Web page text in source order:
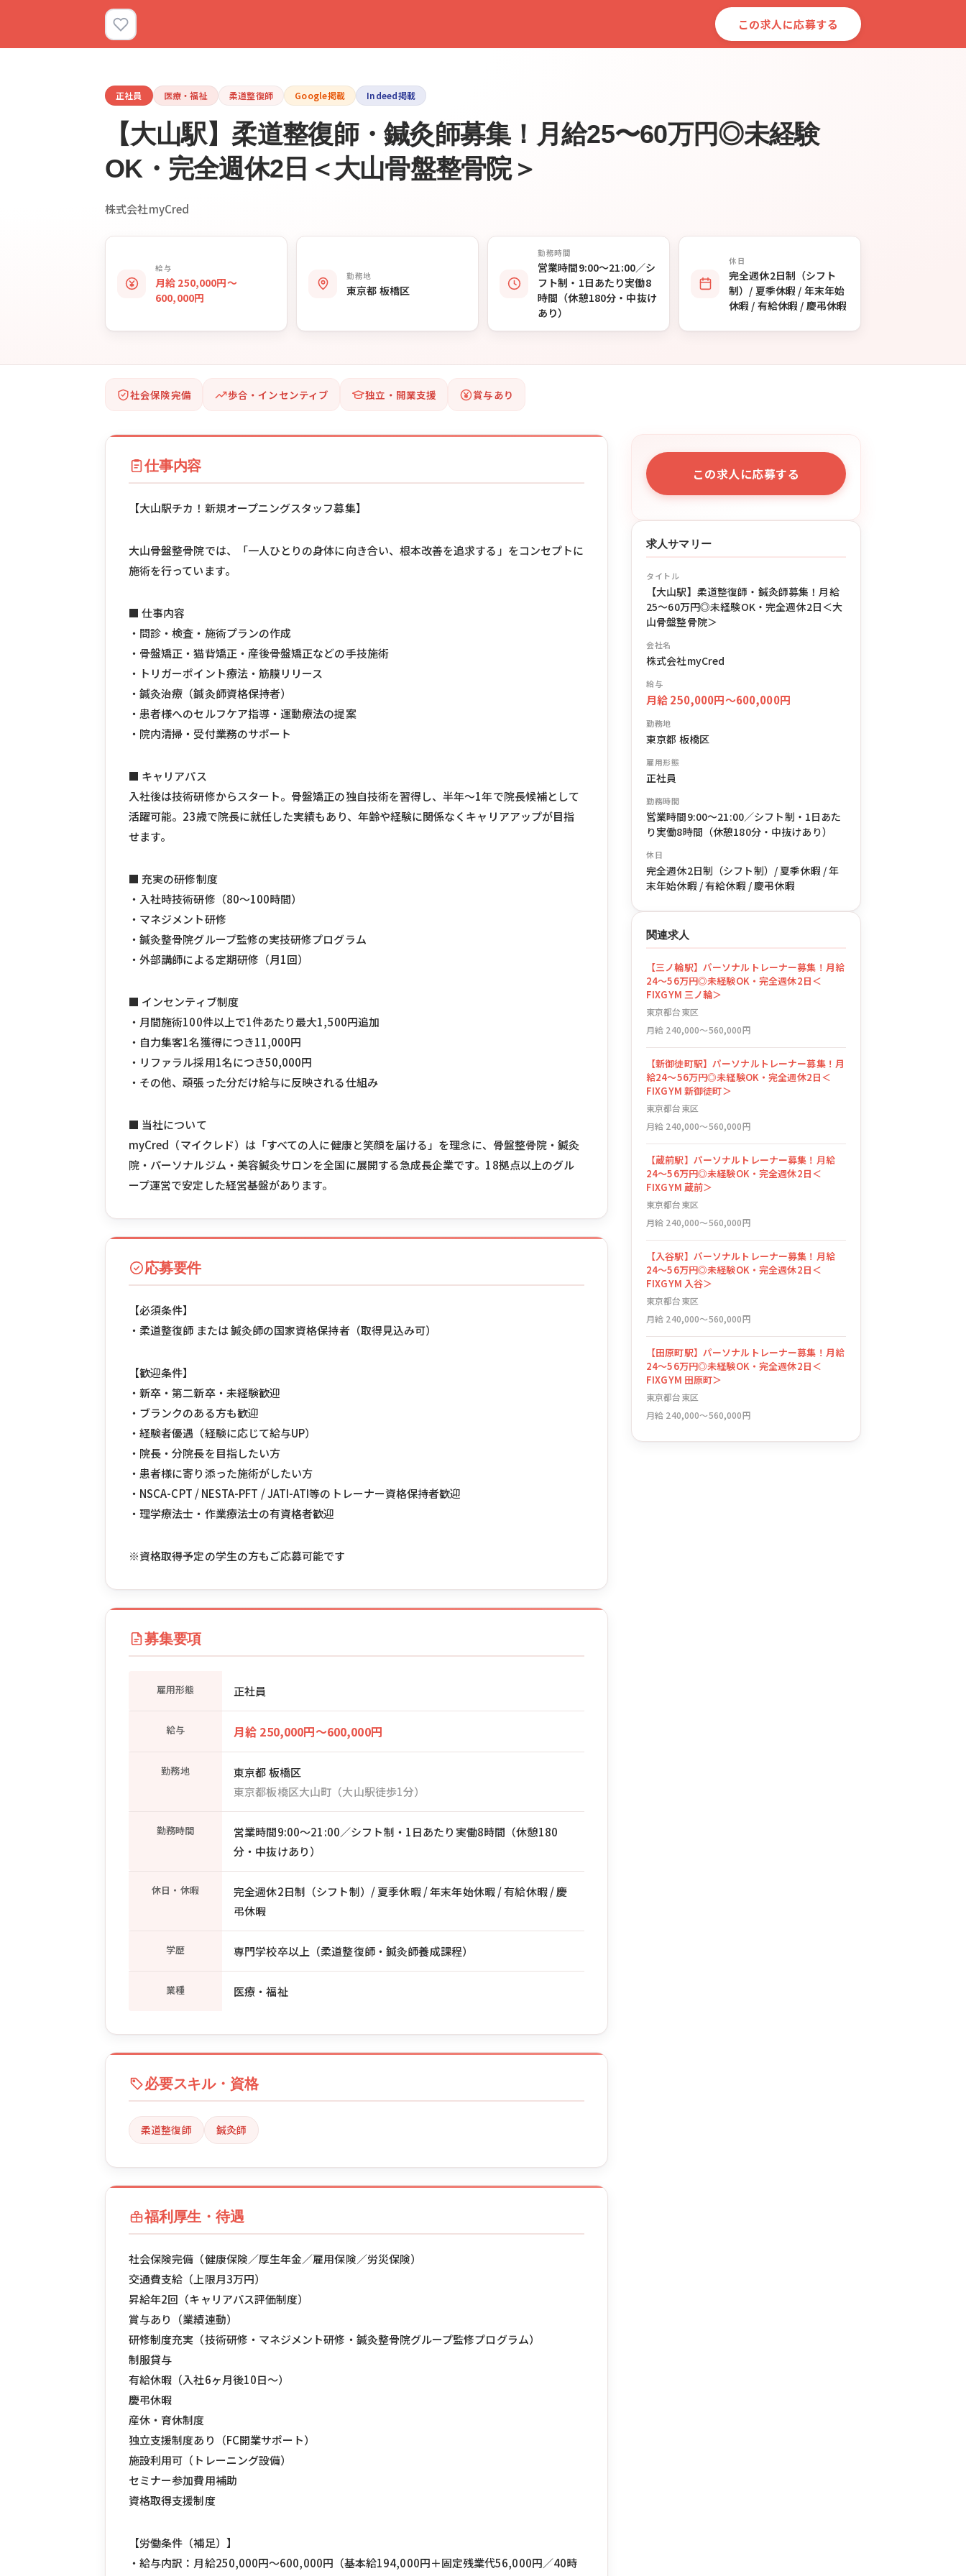
この求人に応募する
正社員 医療・福祉 柔道整復師 Google掲載 Indeed掲載
【大山駅】柔道整復師・鍼灸師募集！月給25〜60万円◎未経験
OK・完全週休2日＜大山骨盤整骨院＞
株式会社myCred
給与
月給 250,000円〜
600,000円
勤務地
東京都 板橋区
勤務時間
営業時間9:00〜21:00／シ
フト制・1日あたり実働8
時間（休憩180分・中抜け
あり）
休日
完全週休2日制（シフト
制）/ 夏季休暇 / 年末年始
休暇 / 有給休暇 / 慶弔休暇
社会保険完備 歩合・インセンティブ 独立・開業支援 賞与あり
仕事内容
【大山駅チカ！新規オープニングスタッフ募集】
大山骨盤整骨院では、「一人ひとりの身体に向き合い、根本改善を追求する」をコンセプトに
施術を行っています。
■ 仕事内容
・問診・検査・施術プランの作成
・骨盤矯正・猫背矯正・産後骨盤矯正などの手技施術
・トリガーポイント療法・筋膜リリース
・鍼灸治療（鍼灸師資格保持者）
・患者様へのセルフケア指導・運動療法の提案
・院内清掃・受付業務のサポート
■ キャリアパス
入社後は技術研修からスタート。骨盤矯正の独自技術を習得し、半年〜1年で院長候補として
活躍可能。23歳で院長に就任した実績もあり、年齢や経験に関係なくキャリアアップが目指
せます。
■ 充実の研修制度
・入社時技術研修（80〜100時間）
・マネジメント研修
・鍼灸整骨院グループ監修の実技研修プログラム
・外部講師による定期研修（月1回）
■ インセンティブ制度
・月間施術100件以上で1件あたり最大1,500円追加
・自力集客1名獲得につき11,000円
・リファラル採用1名につき50,000円
・その他、頑張った分だけ給与に反映される仕組み
■ 当社について
myCred（マイクレド）は「すべての人に健康と笑顔を届ける」を理念に、骨盤整骨院・鍼灸
院・パーソナルジム・美容鍼灸サロンを全国に展開する急成長企業です。18拠点以上のグル
ープ運営で安定した経営基盤があります。
応募要件
【必須条件】
・柔道整復師 または 鍼灸師の国家資格保持者（取得見込み可）
【歓迎条件】
・新卒・第二新卒・未経験歓迎
・ブランクのある方も歓迎
・経験者優遇（経験に応じて給与UP）
・院長・分院長を目指したい方
・患者様に寄り添った施術がしたい方
・NSCA-CPT / NESTA-PFT / JATI-ATI等のトレーナー資格保持者歓迎
・理学療法士・作業療法士の有資格者歓迎
※資格取得予定の学生の方もご応募可能です
募集要項
雇用形態 正社員
給与 月給 250,000円〜600,000円
勤務地
東京都 板橋区
東京都板橋区大山町（大山駅徒歩1分）
勤務時間
営業時間9:00〜21:00／シフト制・1日あたり実働8時間（休憩180
分・中抜けあり）
休日・休暇
完全週休2日制（シフト制）/ 夏季休暇 / 年末年始休暇 / 有給休暇 / 慶
弔休暇
学歴 専門学校卒以上（柔道整復師・鍼灸師養成課程）
業種 医療・福祉
必要スキル・資格
柔道整復師 鍼灸師
福利厚生・待遇
社会保険完備（健康保険／厚生年金／雇用保険／労災保険）
交通費支給（上限月3万円）
昇給年2回（キャリアパス評価制度）
賞与あり（業績連動）
研修制度充実（技術研修・マネジメント研修・鍼灸整骨院グループ監修プログラム）
制服貸与
有給休暇（入社6ヶ月後10日〜）
慶弔休暇
産休・育休制度
独立支援制度あり（FC開業サポート）
施設利用可（トレーニング設備）
セミナー参加費用補助
資格取得支援制度
【労働条件（補足）】
・給与内訳：月給250,000円〜600,000円（基本給194,000円＋固定残業代56,000円／40時
この求人に応募する
求人サマリー
タイトル
【大山駅】柔道整復師・鍼灸師募集！月給
25〜60万円◎未経験OK・完全週休2日＜大
山骨盤整骨院＞
会社名
株式会社myCred
給与
月給 250,000円〜600,000円
勤務地
東京都 板橋区
雇用形態
正社員
勤務時間
営業時間9:00〜21:00／シフト制・1日あた
り実働8時間（休憩180分・中抜けあり）
休日
完全週休2日制（シフト制）/ 夏季休暇 / 年
末年始休暇 / 有給休暇 / 慶弔休暇
関連求人
【三ノ輪駅】パーソナルトレーナー募集！月給
24〜56万円◎未経験OK・完全週休2日＜
FIXGYM 三ノ輪＞
東京都台東区
月給 240,000〜560,000円
【新御徒町駅】パーソナルトレーナー募集！月
給24〜56万円◎未経験OK・完全週休2日＜
FIXGYM 新御徒町＞
東京都台東区
月給 240,000〜560,000円
【蔵前駅】パーソナルトレーナー募集！月給
24〜56万円◎未経験OK・完全週休2日＜
FIXGYM 蔵前＞
東京都台東区
月給 240,000〜560,000円
【入谷駅】パーソナルトレーナー募集！月給
24〜56万円◎未経験OK・完全週休2日＜
FIXGYM 入谷＞
東京都台東区
月給 240,000〜560,000円
【田原町駅】パーソナルトレーナー募集！月給
24〜56万円◎未経験OK・完全週休2日＜
FIXGYM 田原町＞
東京都台東区
月給 240,000〜560,000円